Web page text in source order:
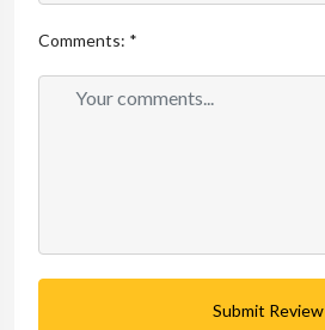
Comments: *
Submit Review